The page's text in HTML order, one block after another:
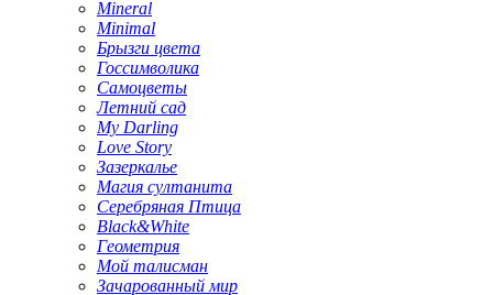
Mineral
Minimal
Брызги цвета
Госсимволика
Самоцветы
Летний сад
My Darling
Love Story
Зазеркалье
Магия султанита
Серебряная Птица
Black&White
Геометрия
Мой талисман
Зачарованный мир